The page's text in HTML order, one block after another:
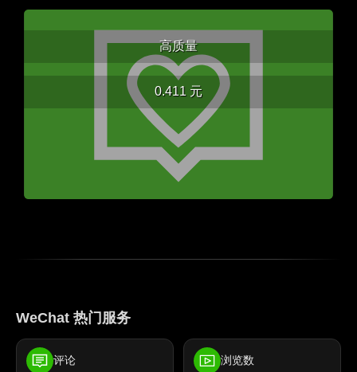
高质量
0.411 元
WeChat 热门服务
评论 浏览数